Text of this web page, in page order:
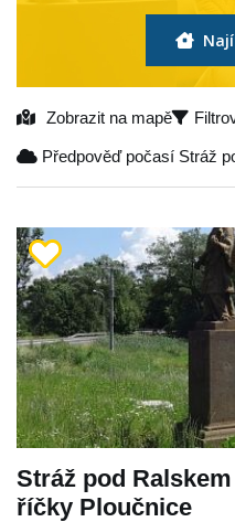
Zobrazit na mapě
Předpověď počasí Stráž
Stráž pod
říčky Ploučnice